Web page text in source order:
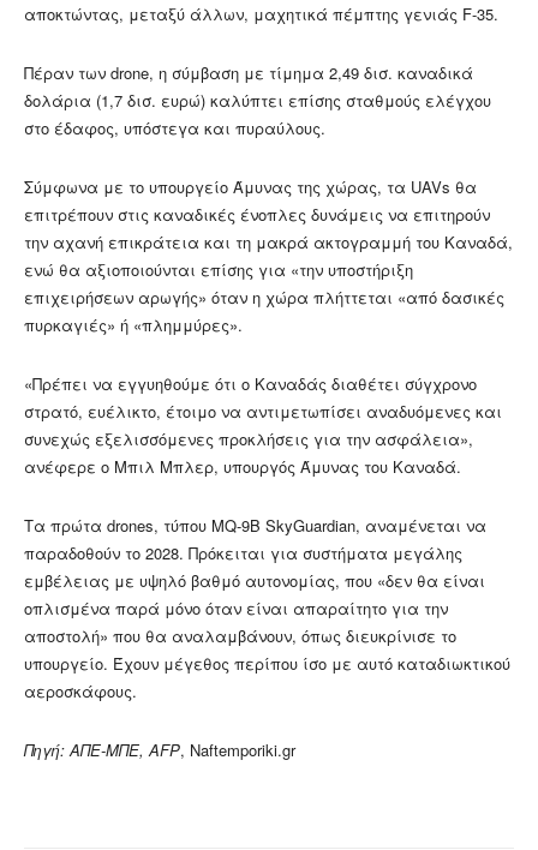
αποκτώντας, μεταξύ άλλων, μαχητικά πέμπτης γενιάς F-35.
Πέραν των drone, η σύμβαση με τίμημα 2,49 δισ. καναδικά
δολάρια (1,7 δισ. ευρώ) καλύπτει επίσης σταθμούς ελέγχου
στο έδαφος, υπόστεγα και πυραύλους.
Σύμφωνα με το υπουργείο Άμυνας της χώρας, τα UAVs θα
επιτρέπουν στις καναδικές ένοπλες δυνάμεις να επιτηρούν
την αχανή επικράτεια και τη μακρά ακτογραμμή του Καναδά,
ενώ θα αξιοποιούνται επίσης για «την υποστήριξη
επιχειρήσεων αρωγής» όταν η χώρα πλήττεται «από δασικές
πυρκαγιές» ή «πλημμύρες».
«Πρέπει να εγγυηθούμε ότι ο Καναδάς διαθέτει σύγχρονο
στρατό, ευέλικτο, έτοιμο να αντιμετωπίσει αναδυόμενες και
συνεχώς εξελισσόμενες προκλήσεις για την ασφάλεια»,
ανέφερε ο Μπιλ Μπλερ, υπουργός Άμυνας του Καναδά.
Τα πρώτα drones, τύπου MQ-9B SkyGuardian, αναμένεται να
παραδοθούν το 2028. Πρόκειται για συστήματα μεγάλης
εμβέλειας με υψηλό βαθμό αυτονομίας, που «δεν θα είναι
οπλισμένα παρά μόνο όταν είναι απαραίτητο για την
αποστολή» που θα αναλαμβάνουν, όπως διευκρίνισε το
υπουργείο. Έχουν μέγεθος περίπου ίσο με αυτό καταδιωκτικού
αεροσκάφους.
Πηγή: ΑΠΕ-ΜΠΕ, AFP, Naftemporiki.gr